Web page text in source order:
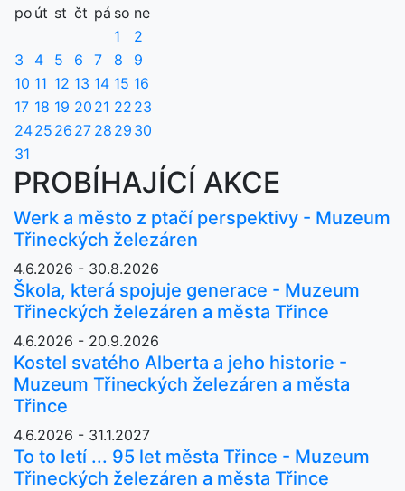
po út st čt pá so ne
1
2
3
4 5 6 7 8
9
10 11 12 13 14 15 16
17 18 19 20 21 22 23
2425 26 27 28 29 30
31
PROBÍHAJÍCÍ AKCE
Werk a město z ptačí perspektivy - Muzeum
Třineckých železáren
4.6.2026 - 30.8.2026
Škola, která spojuje generace - Muzeum
Třineckých železáren a města Třince
4.6.2026 - 20.9.2026
Kostel svatého Alberta a jeho historie -
Muzeum Třineckých železáren a města
Třince
4.6.2026 - 31.1.2027
To to letí ... 95 let města Třince - Muzeum
Třineckých železáren a města Třince